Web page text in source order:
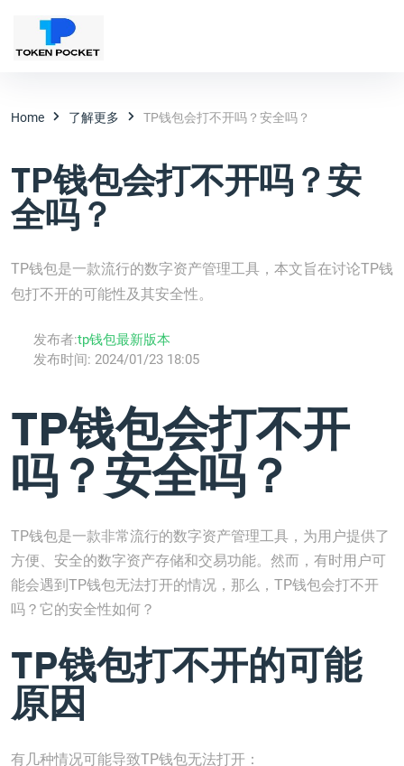
Home 了解更多 TP钱包会打不开吗？安全吗？
TP钱包会打不开吗？安
全吗？
TP钱包是一款流行的数字资产管理工具，本文旨在讨论TP钱
包打不开的可能性及其安全性。
发布者:tp钱包最新版本
发布时间: 2024/01/23 18:05
TP钱包会打不开
吗？安全吗？
TP钱包是一款非常流行的数字资产管理工具，为用户提供了
方便、安全的数字资产存储和交易功能。然而，有时用户可
能会遇到TP钱包无法打开的情况，那么，TP钱包会打不开
吗？它的安全性如何？
TP钱包打不开的可能
原因
有几种情况可能导致TP钱包无法打开：